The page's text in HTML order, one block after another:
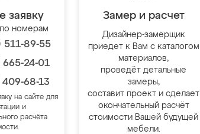
заявку
по номерам
89-55
24-01
68-13
на сайте для
и
расчёта
Замер и расчет
Дизайнер-замерщик
приедет к Вам с каталогом
материалов,
проведёт детальные
замеры,
составит проект и сделает
окончательный расчёт
стоимости Вашей будущей
мебели.